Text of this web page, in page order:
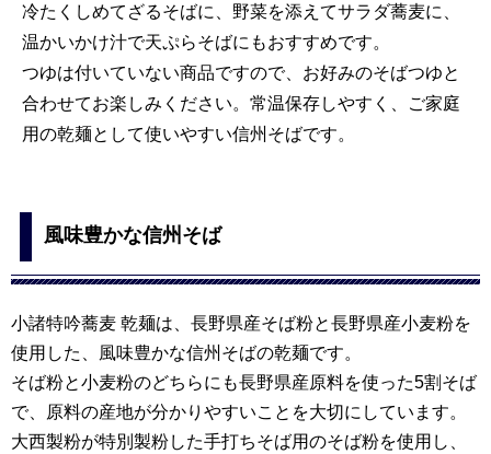
冷たくしめてざるそばに、野菜を添えてサラダ蕎麦に、
温かいかけ汁で天ぷらそばにもおすすめです。
つゆは付いていない商品ですので、お好みのそばつゆと
合わせてお楽しみください。常温保存しやすく、ご家庭
用の乾麺として使いやすい信州そばです。
風味豊かな信州そば
小諸特吟蕎麦 乾麺は、長野県産そば粉と長野県産小麦粉を
使用した、風味豊かな信州そばの乾麺です。
そば粉と小麦粉のどちらにも長野県産原料を使った5割そば
で、原料の産地が分かりやすいことを大切にしています。
大西製粉が特別製粉した手打ちそば用のそば粉を使用し、